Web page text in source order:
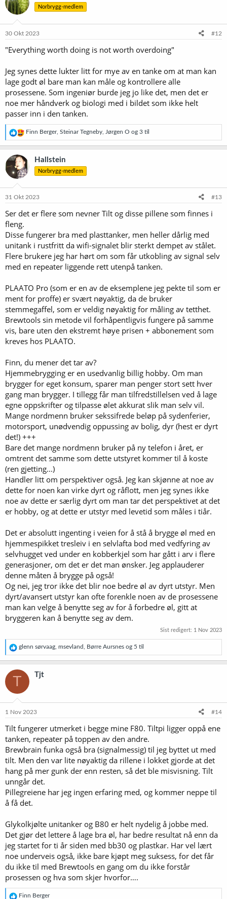
Norbrygg-medlem
30 Okt 2023 #12
"Everything worth doing is not worth overdoing"
Jeg synes dette lukter litt for mye av en tanke om at man kan
lage godt øl bare man kan måle og kontrollere alle
prosessene. Som ingeniør burde jeg jo like det, men det er
noe mer håndverk og biologi med i bildet som ikke helt
passer inn i den tanken.
R
e
a
s
j
n
e
:
Finn Berger, Steinar Tegneby Jørgen O og 3 til
Hallstein
Norbrygg-medlem
31 Okt 2023 #13
Ser det er flere som nevner Tilt og disse pillene som finnes i
fleng.
Disse fungerer bra med plasttanker, men heller dårlig med
unitank i rustfritt da wifi-signalet blir sterkt dempet av stålet.
Flere brukere jeg har hørt om som får utkobling av signal selv
med en repeater liggende rett utenpå tanken.
PLAATO Pro (som er en av de eksemplene jeg pekte til som er
ment for proffe) er svært nøyaktig, da de bruker
stemmegaffel, som er veldig nøyaktig for måling av tetthet.
Brewtools sin metode vil forhåpentligvis fungere på samme
vis, bare uten den ekstremt høye prisen + abbonement som
kreves hos PLAATO.
Finn, du mener det tar av?
Hjemmebrygging er en usedvanlig billig hobby. Om man
brygger for eget konsum, sparer man penger stort sett hver
gang man brygger. I tillegg får man tilfredstillelsen ved å lage
egne oppskrifter og tilpasse ølet akkurat slik man selv vil.
Mange nordmenn bruker sekssifrede beløp på sydenferier,
motorsport, unødvendig oppussing av bolig, dyr (hest er dyrt
det!) +++
Bare det mange nordmenn bruker på ny telefon i året, er
omtrent det samme som dette utstyret kommer til å koste
(ren gjetting...)
Handler litt om perspektiver også. Jeg kan skjønne at noe av
dette for noen kan virke dyrt og råflott, men jeg synes ikke
noe av dette er særlig dyrt om man tar det perspektivet at det
er hobby, og at dette er utstyr med levetid som måles i tiår.
Det er absolutt ingenting i veien for å stå å brygge øl med en
hjemmespikket tresleiv i en selvlafta bod med vedfyring av
selvhugget ved under en kobberkjel som har gått i arv i flere
generasjoner, om det er det man ønsker. Jeg applauderer
denne måten å brygge på også!
Og nei, jeg tror ikke det blir noe bedre øl av dyrt utstyr. Men
dyrt/avansert utstyr kan ofte forenkle noen av de prosessene
man kan velge å benytte seg av for å forbedre øl, gitt at
bryggeren kan å benytte seg av dem.
Sist redigert: 1 Nov 2023
R
e
a
k
s
o
e
:
glenn sørvaag msevland Børre Aursnes og 5 til
T Tjt
1 Nov 2023 #14
Tilt fungerer utmerket i begge mine F80. Tiltpi ligger oppå ene
tanken, repeater på toppen av den andre.
Brewbrain funka også bra (signalmessig) til jeg byttet ut med
tilt. Men den var lite nøyaktig da rillene i lokket gjorde at det
hang på mer gunk der enn resten, så det ble misvisning. Tilt
unngår det.
Pillegreiene har jeg ingen erfaring med, og kommer neppe til
å få det.
Glykolkjølte unitanker og B80 er helt nydelig å jobbe med.
Det gjør det lettere å lage bra øl, har bedre resultat nå enn da
jeg startet for ti år siden med bb30 og plastkar. Har vel lært
noe underveis også, ikke bare kjøpt meg suksess, for det får
du ikke til med Brewtools en gang om du ikke forstår
prosessen og hva som skjer hvorfor….
R
Finn Berger